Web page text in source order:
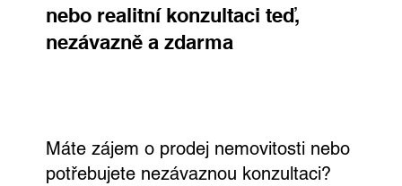
nebo realitní konzultaci teď,
nezávazně a zdarma
Máte zájem o prodej nemovitosti nebo
potřebujete nezávaznou konzultaci?